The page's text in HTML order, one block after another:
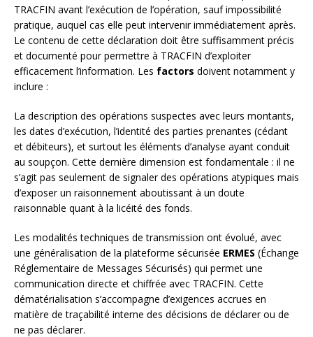
TRACFIN avant l’exécution de l’opération, sauf impossibilité
pratique, auquel cas elle peut intervenir immédiatement après.
Le contenu de cette déclaration doit être suffisamment précis
et documenté pour permettre à TRACFIN d’exploiter
efficacement l’information. Les factors doivent notamment y
inclure :
La description des opérations suspectes avec leurs montants,
les dates d’exécution, l’identité des parties prenantes (cédant
et débiteurs), et surtout les éléments d’analyse ayant conduit
au soupçon. Cette dernière dimension est fondamentale : il ne
s’agit pas seulement de signaler des opérations atypiques mais
d’exposer un raisonnement aboutissant à un doute
raisonnable quant à la licéité des fonds.
Les modalités techniques de transmission ont évolué, avec
une généralisation de la plateforme sécurisée ERMES (Échange
Réglementaire de Messages Sécurisés) qui permet une
communication directe et chiffrée avec TRACFIN. Cette
dématérialisation s’accompagne d’exigences accrues en
matière de traçabilité interne des décisions de déclarer ou de
ne pas déclarer.